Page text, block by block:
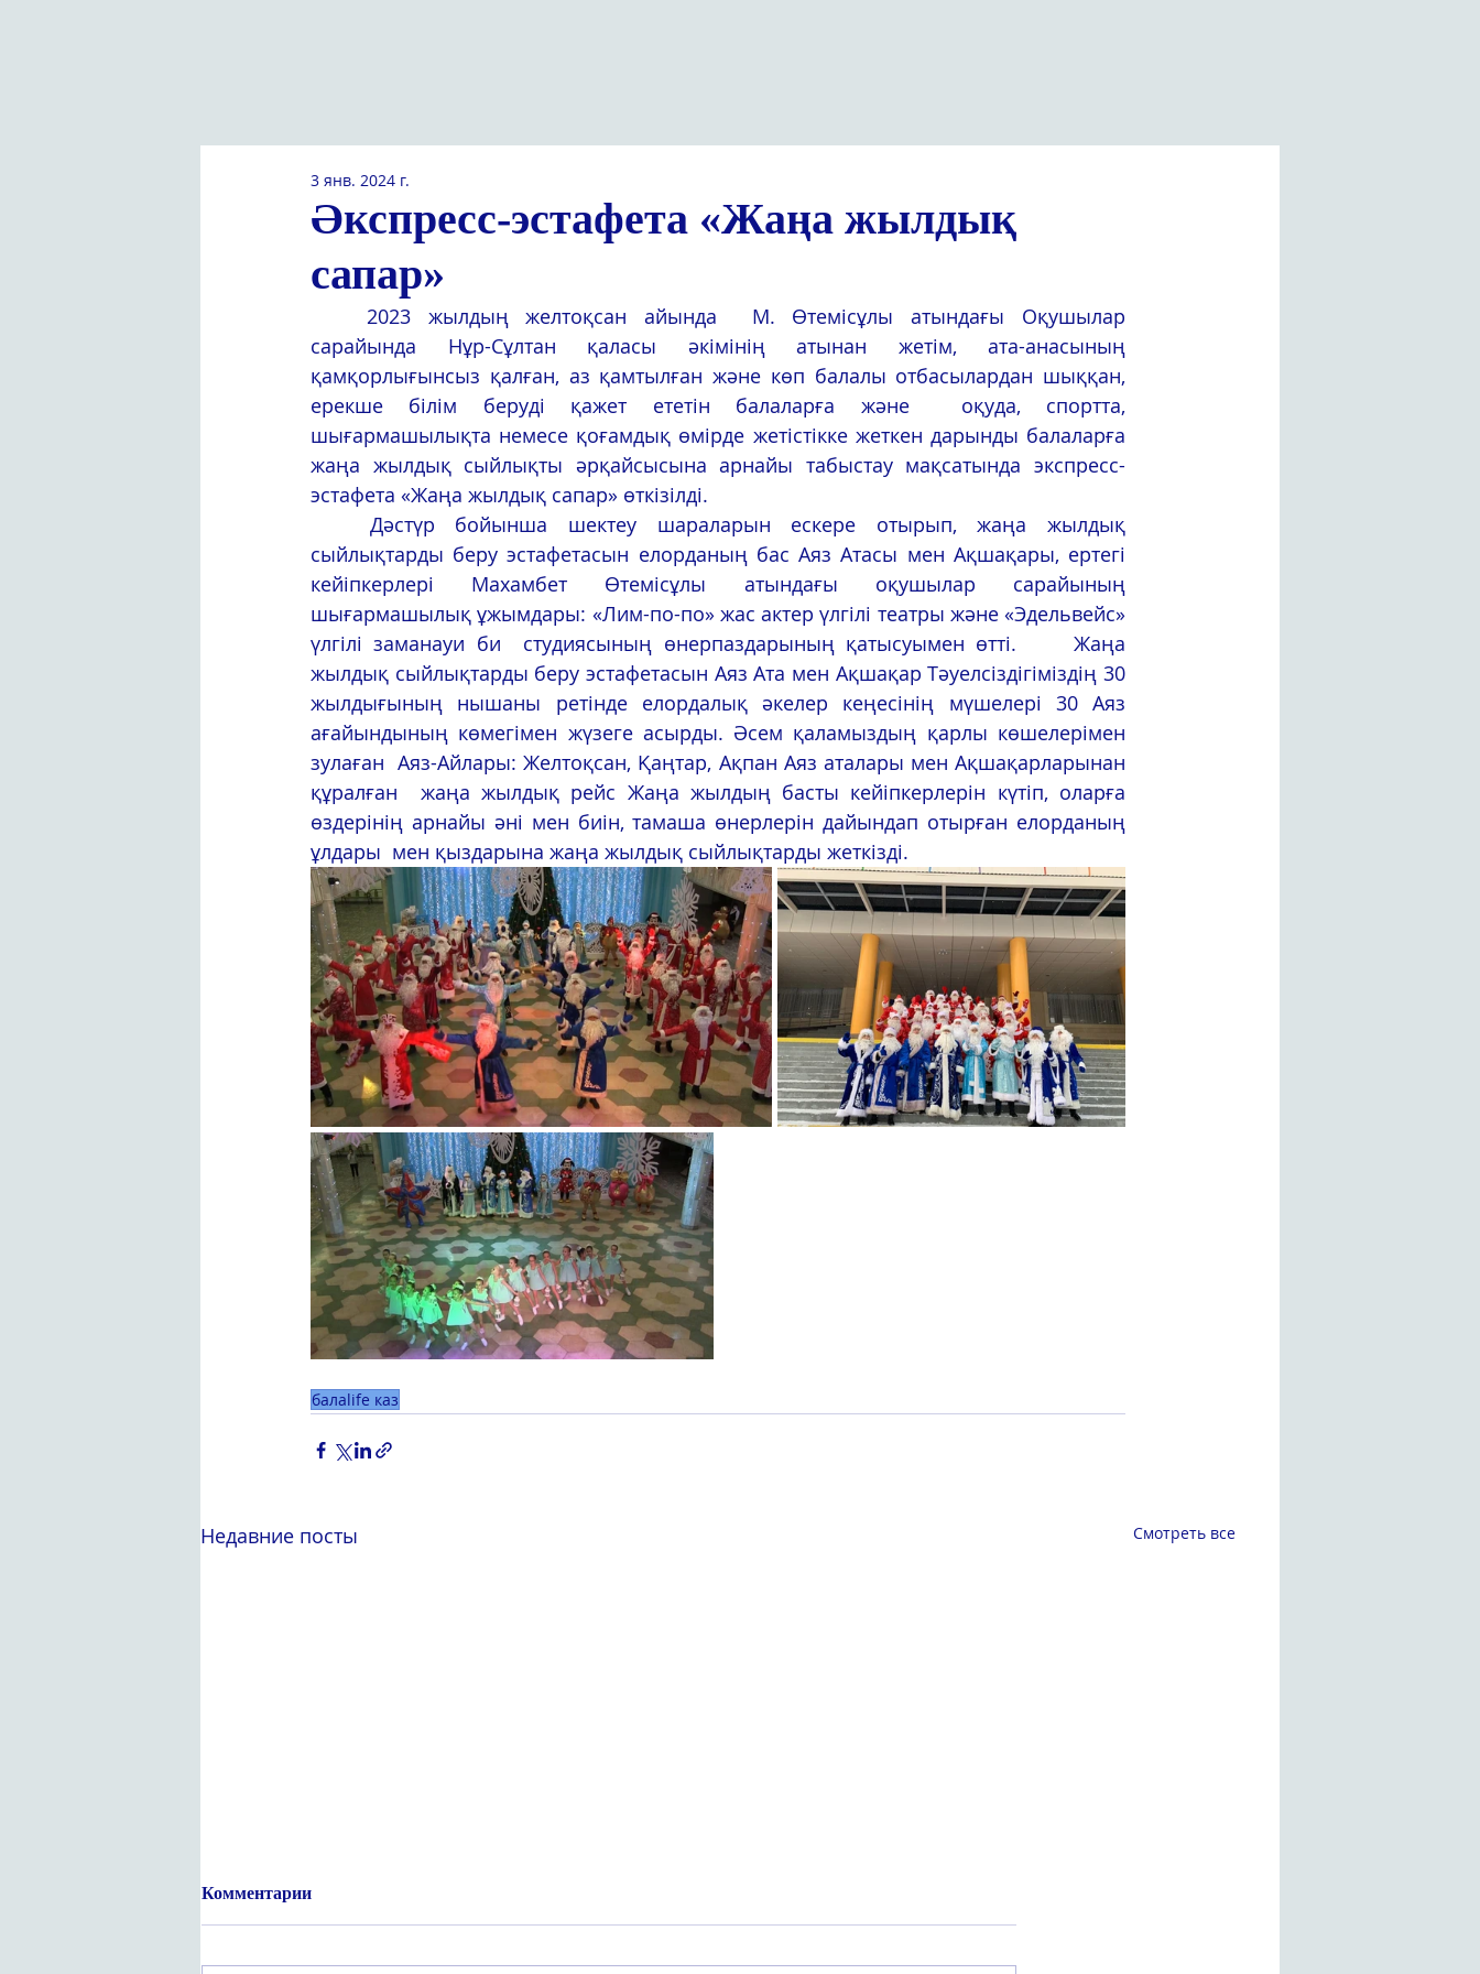
Әкспресс-эстафета «Жаңа жылдық
сапар»
3 янв. 2024 г.
сарайында Нұр-Сұлтан қаласы әкімінің атынан жетім, ата-анасының
қамқорлығынсыз қалған, аз қамтылған және көп балалы отбасылардан шыққан,
ерекше білім беруді қажет ететін балаларға және  оқуда, спортта,
шығармашылықта немесе қоғамдық өмірде жетістікке жеткен дарынды балаларға
жаңа жылдық сыйлықты әрқайсысына арнайы табыстау мақсатында экспресс-
эстафета «Жаңа жылдық сапар» өткізілді.
сыйлықтарды беру эстафетасын елорданың бас Аяз Атасы мен Ақшақары, ертегі
кейіпкерлері Махамбет Өтемісұлы атындағы оқушылар сарайының
шығармашылық ұжымдары: «Лим-по-по» жас актер үлгілі театры және «Эдельвейс»
үлгілі заманауи би  студиясының өнерпаздарының қатысуымен өтті.  	Жаңа
жылдық сыйлықтарды беру эстафетасын Аяз Ата мен Ақшақар Тәуелсіздігіміздің 30
жылдығының нышаны ретінде елордалық әкелер кеңесінің мүшелері 30 Аяз
ағайындының көмегімен жүзеге асырды. Әсем қаламыздың қарлы көшелерімен
зулаған  Аяз-Айлары: Желтоқсан, Қаңтар, Ақпан Аяз аталары мен Ақшақарларынан
құралған  жаңа жылдық рейс Жаңа жылдың басты кейіпкерлерін күтіп, оларға
өздерінің арнайы әні мен биін, тамаша өнерлерін дайындап отырған елорданың
ұлдары  мен қыздарына жаңа жылдық сыйлықтарды жеткізді.
балаlife каз
Недавние посты Смотреть все
Комментарии